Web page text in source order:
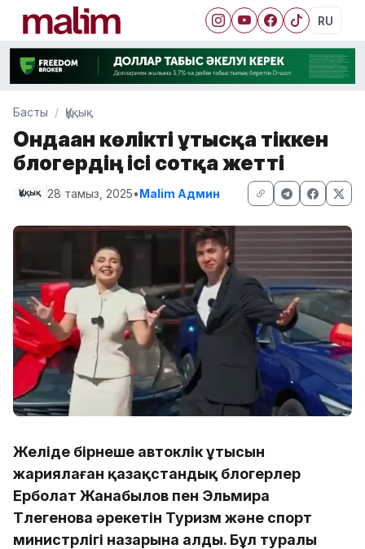
RU
Басты Құқық
Ондаған көлікті ұтысқа тіккен
блогердің ісі сотқа жетті
Құқық 28 тамыз, 2025•Malim Админ
Желіде бірнеше автокөлік ұтысын
жариялаған қазақстандық блогерлер
Ерболат Жанабылов пен Эльмира
Төлегенова әрекетін Туризм және спорт
министрлігі назарына алды. Бұл туралы